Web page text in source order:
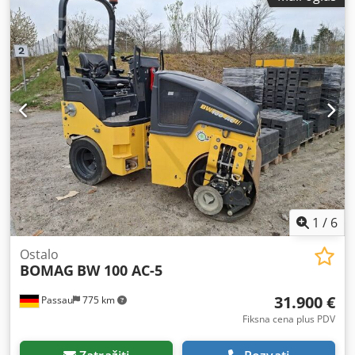
1 / 6
Passau 775 km
Ostalo
BOMAG BW 100 AC-5
31.900 €
Fiksna cena plus PDV